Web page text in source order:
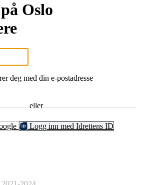
Oslo
deg med din e-postadresse
eller
Logg inn med Idrettens ID